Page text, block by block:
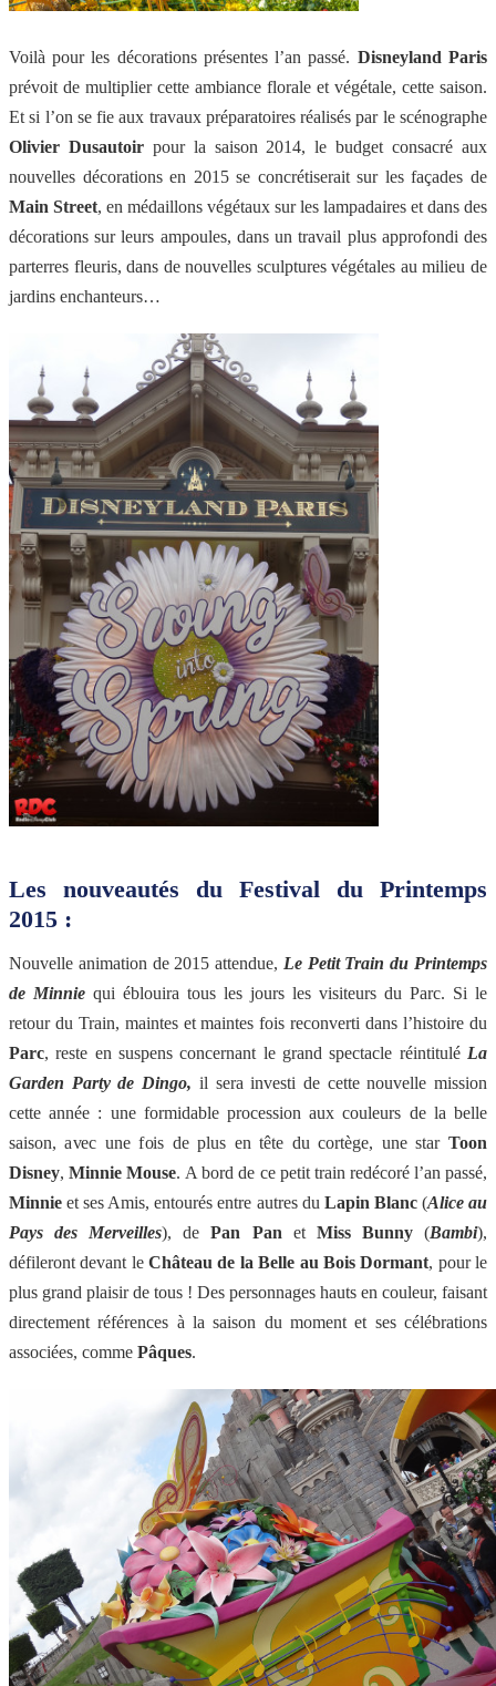
Voilà pour les décorations présentes l’an passé. Disneyland Paris
prévoit de multiplier cette ambiance florale et végétale, cette saison.
Et si l’on se fie aux travaux préparatoires réalisés par le scénographe
Olivier Dusautoirpour la saison 2014, le budget consacré aux
nouvelles décorations en 2015 se concrétiserait sur les façades de
Main Street, en médaillons végétaux sur les lampadaires et dans des
décorations sur leurs ampoules, dans un travail plus approfondi des
parterres fleuris, dans de nouvelles sculptures végétales au milieu de
jardins enchanteurs…
Les nouveautés du Festival du Printemps
2015 :
Nouvelle animation de 2015 attendue, Le Petit Train du Printemps
de Minnie qui éblouira tous les jours les visiteurs du Parc. Si le
retour du Train, maintes et maintes fois reconverti dans l’histoire du
Parc, reste en suspens concernant le grand spectacle réintitulé La
Garden Party de Dingo, il sera investi de cette nouvelle mission
cette année : une formidable procession aux couleurs de la belle
saison, avec une fois de plus en tête du cortège, une star Toon
Disney,Minnie Mouse. A bord de ce petit train redécoré l’an passé,
Minnie et ses Amis, entourés entre autres du Lapin Blanc(Alice au
Pays des Merveilles), dePan Pan et Miss Bunny(Bambi),
défileront devant leChâteau de la Belle au Bois Dormant, pour le
plus grand plaisir de tous ! Des personnages hauts en couleur, faisant
directement références à la saison du moment et ses célébrations
associées, comme Pâques.